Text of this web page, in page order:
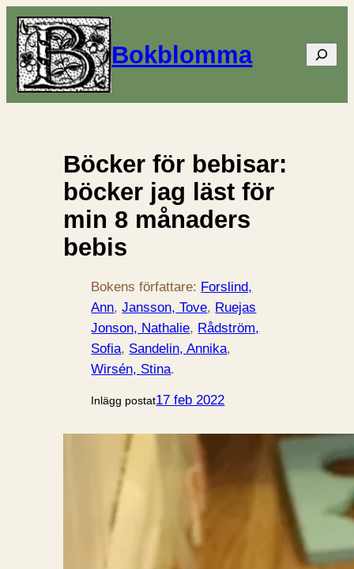
Bokblomma Sök
Böcker för bebisar:
böcker jag läst för
min 8 månaders
bebis
Bokens författare: Forslind,
Ann, Jansson, Tove, Ruejas
Jonson, Nathalie, Rådström,
Sofia, Sandelin, Annika
Wirsén, Stina.
Inlägg postat17 feb 2022